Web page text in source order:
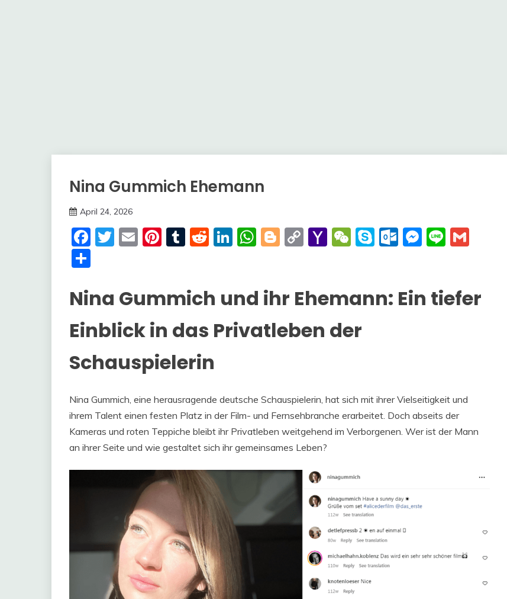
Trends
Nina Gummich Ehemann
April 24, 2026
Meme
Facebook
Twitter
EmailPinterest
Tumblr
Reddit
LinkedIn
WhatsApp
Blogger
CopyYahoo
WeChat
SkypeOutlook.com
Messenger
Line
Nina Gummich und ihr Ehemann: Ein tiefer
Einblick in das Privatleben der
Schauspielerin
Nina Gummich, eine herausragende deutsche Schauspielerin, hat sich mit ihrer Vielseitigkeit und
ihrem Talent einen festen Platz in der Film- und Fernsehbranche erarbeitet. Doch abseits der
Kameras und roten Teppiche bleibt ihr Privatleben weitgehend im Verborgenen. Wer ist der Mann
an ihrer Seite und wie gestaltet sich ihr gemeinsames Leben?